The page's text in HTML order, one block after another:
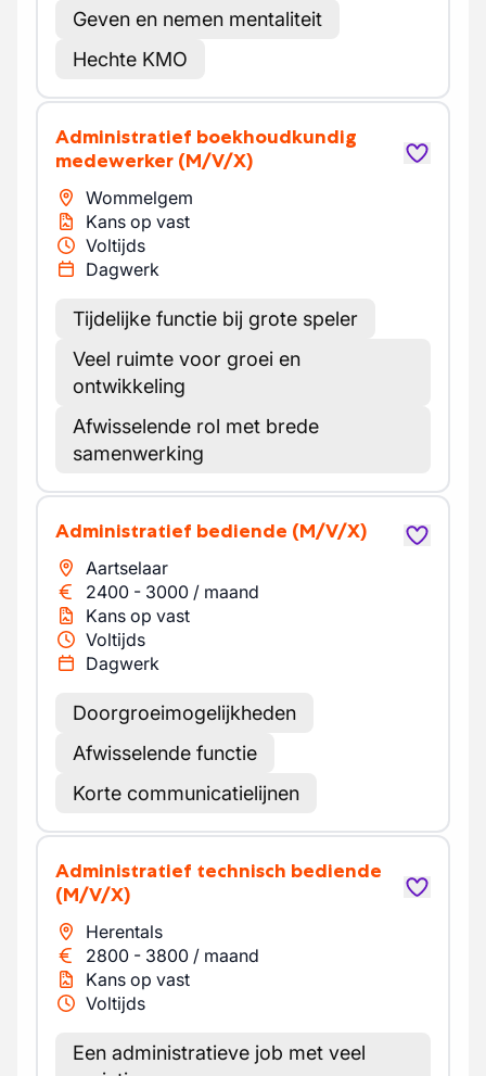
Geven en nemen mentaliteit
Hechte KMO
Administratief boekhoudkundig
medewerker (M/V/X)
Wommelgem
Kans op vast
Voltijds
Dagwerk
Tijdelijke functie bij grote speler
Veel ruimte voor groei en
ontwikkeling
Afwisselende rol met brede
samenwerking
Administratief bediende (M/V/X)
Aartselaar
2400 - 3000 / maand
Kans op vast
Voltijds
Dagwerk
Doorgroeimogelijkheden
Afwisselende functie
Korte communicatielijnen
Administratief technisch bediende
(M/V/X)
Herentals
2800 - 3800 / maand
Kans op vast
Voltijds
Een administratieve job met veel